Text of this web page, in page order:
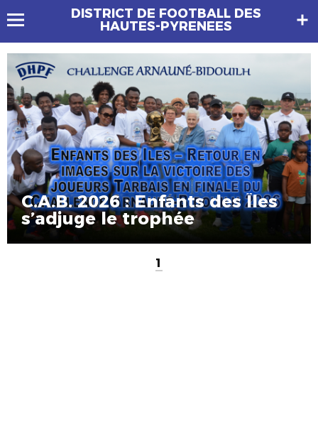
DISTRICT DE FOOTBALL DES
HAUTES-PYRENEES
C.A.B. 2026 : Enfants des Îles
s’adjuge le trophée
1